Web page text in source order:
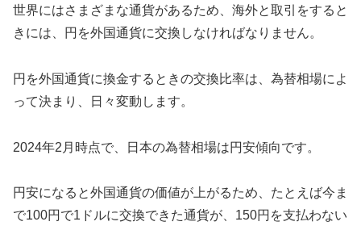
世界にはさまざまな通貨があるため、海外と取引をすると
きには、円を外国通貨に交換しなければなりません。
円を外国通貨に換金するときの交換比率は、為替相場によ
って決まり、日々変動します。
2024年2月時点で、日本の為替相場は円安傾向です。
円安になると外国通貨の価値が上がるため、たとえば今ま
で100円で1ドルに交換できた通貨が、150円を支払わない